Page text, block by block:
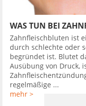
WAS TUN BEI
Zahnfleischbluten ist
durch schlechte oder
begründet ist. Blutet
Ausübung von Druck,
regelmäßige ...
mehr >